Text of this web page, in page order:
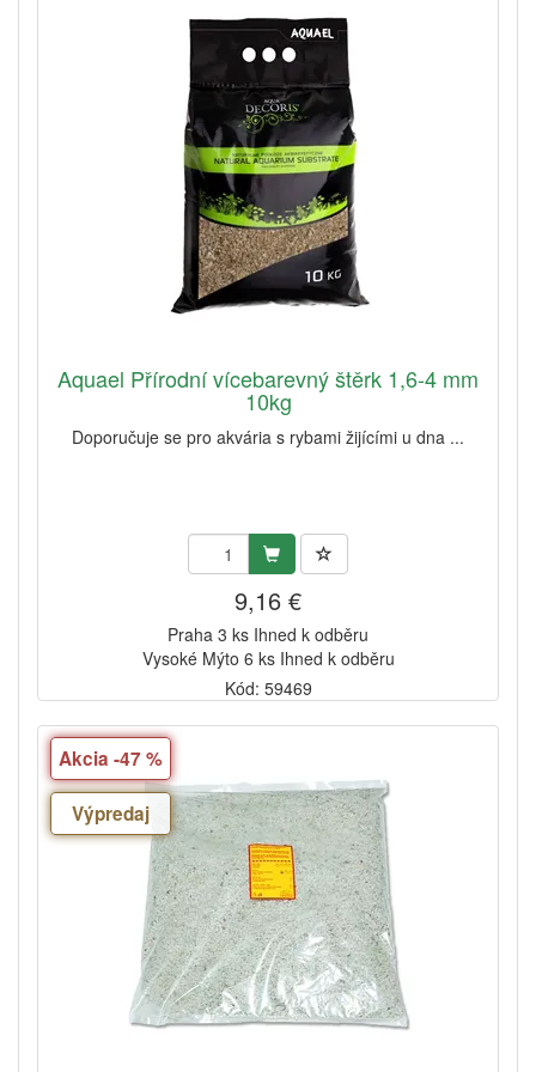
Aquael Přírodní vícebarevný štěrk 1,6-4 mm
10kg
Doporučuje se pro akvária s rybami žijícími u dna ...
9,16 €
Praha 3 ks Ihned k odběru
Vysoké Mýto 6 ks Ihned k odběru
Kód: 59469
Akcia -47 %
Výpredaj